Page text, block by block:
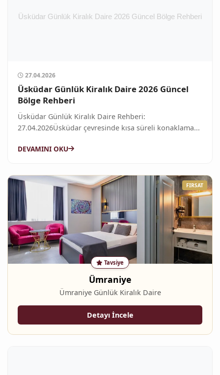
27.04.2026
Üsküdar Günlük Kiralık Daire 2026 Güncel
Bölge Rehberi
Üsküdar Günlük Kiralık Daire Rehberi:
27.04.2026Üsküdar çevresinde kısa süreli konaklama...
DEVAMINI OKU
Tavsiye
Ümraniye
Ümraniye Günlük Kiralık Daire
Detayı İncele